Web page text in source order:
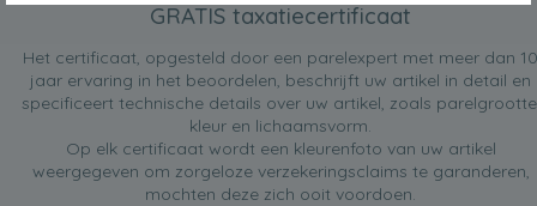
GRATIS taxatiecertificaat
Het certificaat, opgesteld door een parelexpert met meer dan 10
jaar ervaring in het beoordelen, beschrijft uw artikel in detail en
specificeert technische details over uw artikel, zoals
kleur en lichaamsvorm.
Op elk certificaat wordt een kleurenfoto van uw artikel
weergegeven om zorgeloze verzekeringsclaims te garanderen,
mochten deze zich ooit voordoen.